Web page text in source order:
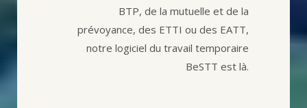
BTP, de la mutuelle et de la
prévoyance, des ETTI ou des EATT,
notre logiciel du travail temporaire
BeSTT est là.